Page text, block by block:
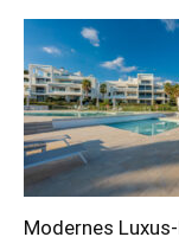
Modernes